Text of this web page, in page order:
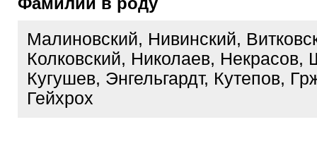
Малиновский, Нивинский,
Колковский, Николаев, Некрасов,
Кугушев, Энгельгардт, Кутепов,
Гейхрох